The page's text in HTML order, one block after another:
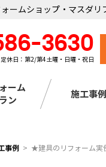
ームショップ・マスダリ
3630
休日：第2/第4土曜・日曜・祝日
ーム
ン
施工事例
事例 ★建具のリフォーム